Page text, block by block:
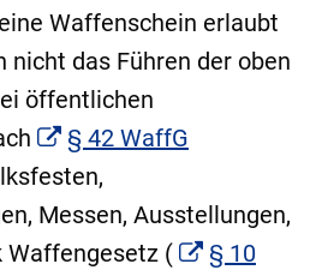
Waffenschein erlaubt
nicht das Führen der oben
öffentlichen
§ 42 WaffG
Messen, Ausstellungen,
Waffengesetz (
§ 10